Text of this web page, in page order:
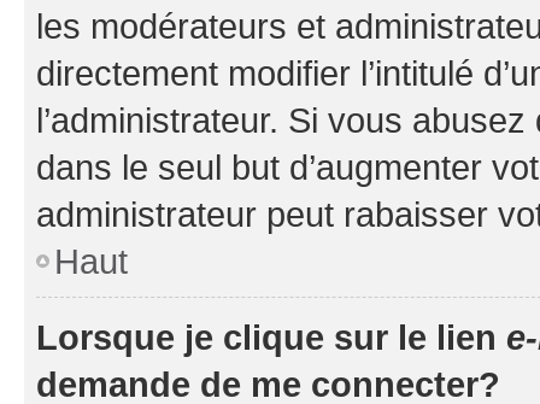
les modérateurs et
directement modifier l’intitulé
l’administrateur. Si vous
dans le seul but d’augmenter
administrateur peut rabaisser
Haut
Lorsque je clique sur le lien
demande de me connecter?